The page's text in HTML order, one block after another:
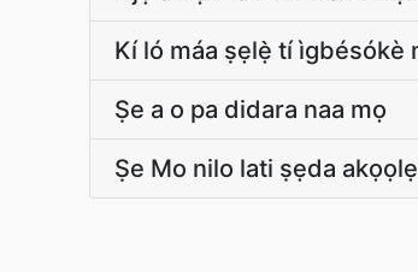
Kí ló máa ṣẹlẹ̀ tí ìgbésókè
Ṣe a o pa didara naa mọ
Ṣe Mo nilo lati ṣẹda